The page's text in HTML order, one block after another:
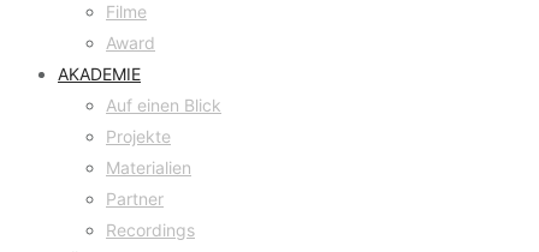
Filme
Award
AKADEMIE
Auf einen Blick
Projekte
Materialien
Partner
Recordings